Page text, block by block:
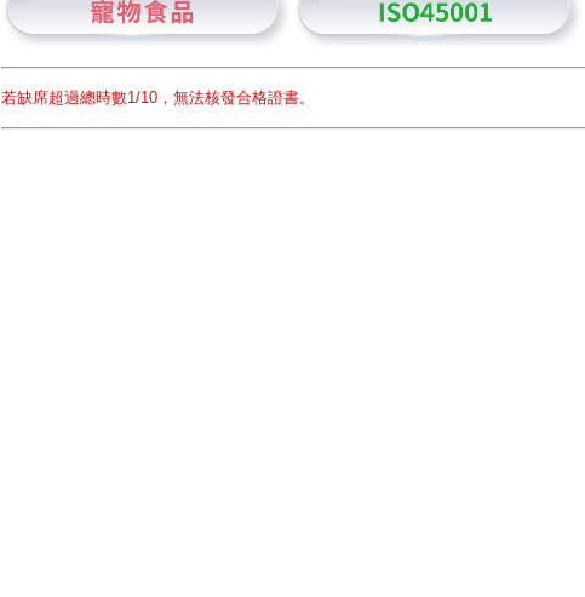
若缺席超過總時數1/10，無法核發合格證書。